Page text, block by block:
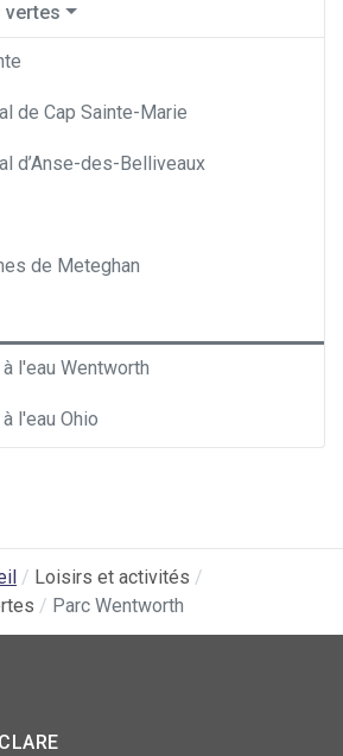
vertes
de Cap Sainte-Marie
d’Anse-des-Belliveaux
de Meteghan
l'eau Wentworth
l'eau Ohio
Loisirs et activités
Parc Wentworth